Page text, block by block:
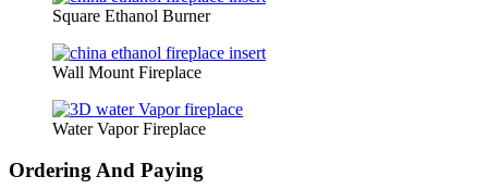
Square Ethanol Burner
Wall Mount Fireplace
Water Vapor Fireplace
Ordering And Paying